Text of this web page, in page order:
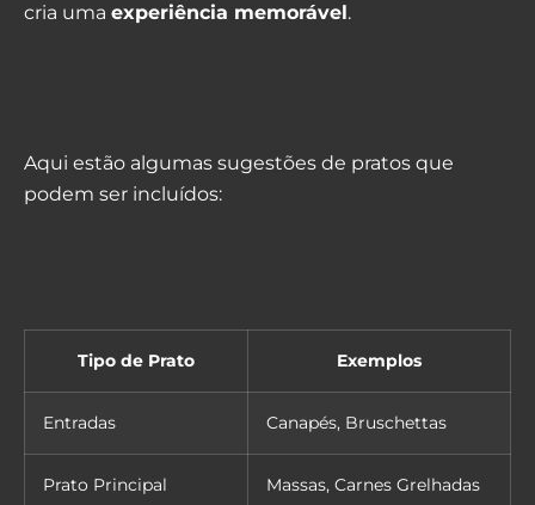
cria uma experiência memorável.
Aqui estão algumas sugestões de pratos que
podem ser incluídos:
Tipo de Prato Exemplos
Entradas Canapés, Bruschettas
Prato Principal Massas, Carnes Grelhadas